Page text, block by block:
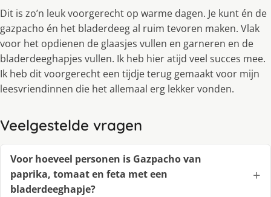
Dit is zo’n leuk voorgerecht op warme dagen. Je kunt én de
gazpacho én het bladerdeeg al ruim tevoren maken. Vlak
voor het opdienen de glaasjes vullen en garneren en de
bladerdeeghapjes vullen. Ik heb hier atijd veel succes mee.
Ik heb dit voorgerecht een tijdje terug gemaakt voor mijn
leesvriendinnen die het allemaal erg lekker vonden.
Veelgestelde vragen
Voor hoeveel personen is Gazpacho van
paprika, tomaat en feta met een
bladerdeeghapje?